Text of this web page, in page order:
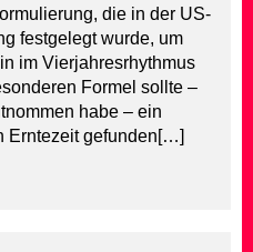
die in der US-
festgelegt wurde, um
im Vierjahresrhythmus
Formel sollte –
habe – ein
Erntezeit gefunden[…]